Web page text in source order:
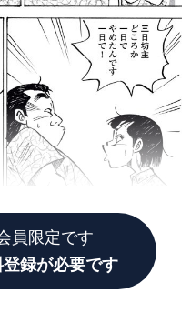
員限定です
録が必要です